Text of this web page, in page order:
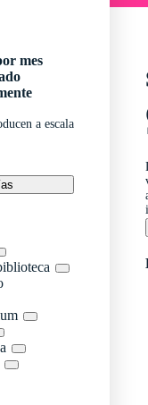
mes
a escala